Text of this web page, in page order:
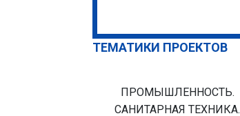
ТЕМАТИКИ ПРОЕКТОВ
ПРОМЫШЛЕННОСТЬ.
САНИТАРНАЯ ТЕХНИКА.